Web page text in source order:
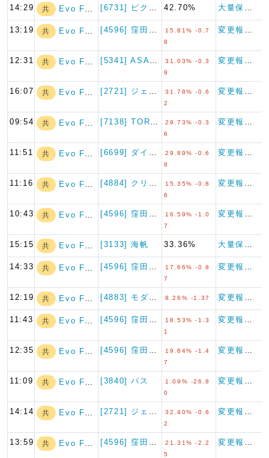
14:29 共 Evo Fund 42.70%
13:19 共 Evo Fund
15.81% -0.7
8
12:31 共 Evo Fund
31.03% -0.3
9
16:07 共 Evo Fund
31.78% -0.6
2
09:54 共 Evo Fund
29.73% -0.3
6
11:51 共 Evo Fund
29.89% -0.6
8
11:16 共 Evo Fund
15.35% -0.8
6
10:43 共 Evo Fund
16.59% -1.0
7
15:15 共 Evo Fund [3133] 海帆 33.36%
14:33 共 Evo Fund
17.66% -0.8
7
12:19 共 Evo Fund 8.26% -1.37
11:43 共 Evo Fund
18.53% -1.3
1
12:35 共 Evo Fund
19.84% -1.4
7
11:09 共 Evo Fund [3840] パス
1.09% -26.8
0
14:14 共 Evo Fund
32.40% -0.6
2
13:59 共 Evo Fund
21.31% -2.2
5